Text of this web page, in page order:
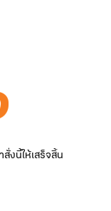
งนี้ให้เสร็จสิ้น